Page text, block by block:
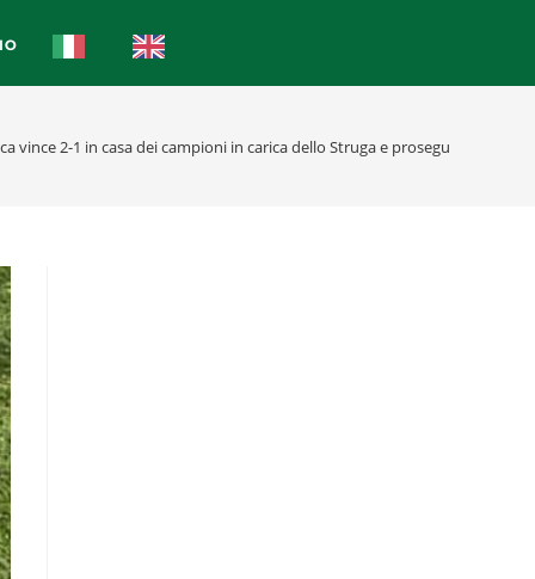
vince 2-1 in casa dei campioni in carica dello Struga e prosegue il suo